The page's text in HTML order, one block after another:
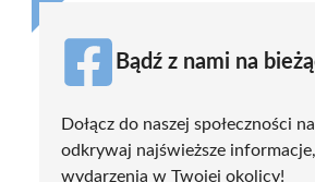
Bądź z nami na
Dołącz do naszej społeczności
odkrywaj najświeższe
wydarzenia w Twojej okolicy!